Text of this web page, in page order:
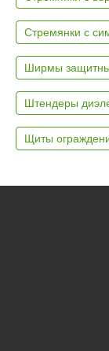
Стремянки с
Ширмы
Штендеры
Щиты